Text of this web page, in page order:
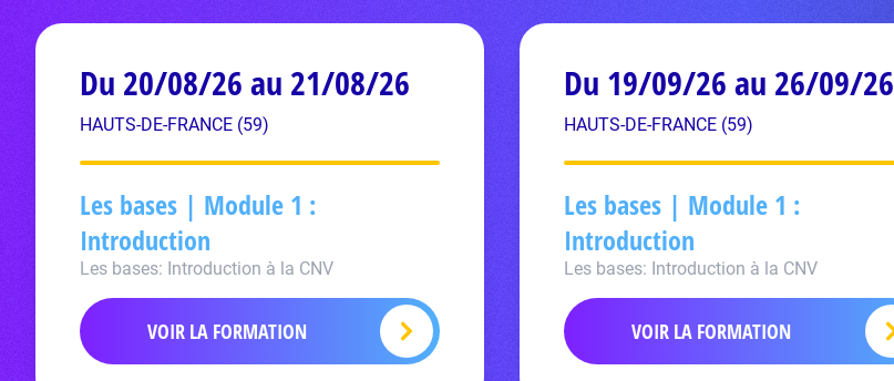
Du 20/08/26 au 21/08/26
HAUTS-DE-FRANCE (59)
Les bases | Module 1 :
Introduction
Les bases: Introduction à la CNV
VOIR LA FORMATION
Du 19/09/26 au 26/09/26
HAUTS-DE-FRANCE (59)
Les bases | Module 1 :
Introduction
Les bases: Introduction à la CNV
VOIR LA FORMATION